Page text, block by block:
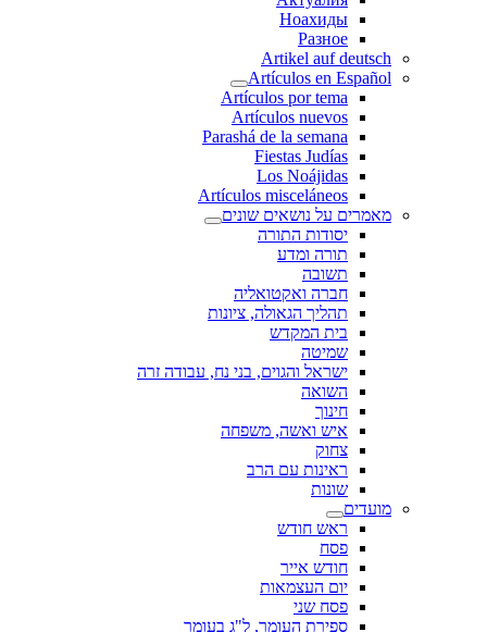
Ноахиды
Разное
Artikel auf deutsch
Artículos en Español
Artículos por tema
Artículos nuevos
Parashá de la semana
Fiestas Judías
Los Noájidas
Artículos misceláneos
מאמרים על נושאים שונים
יסודות התורה
תורה ומדע
תשובה
חברה ואקטואליה
תהליך הגאולה, ציונות
בית המקדש
שמיטה
ישראל והגוים, בני נח, עבודה זרה
השואה
חינוך
איש ואשה, משפחה
צחוק
ראינות עם הרב
שונות
מועדים
ראש חודש
פסח
חודש אייר
יום העצמאות
פסח שני
ספירת העומר, ל"ג בעומר